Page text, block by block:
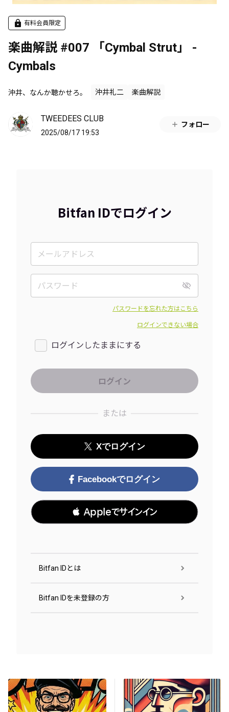
有料会員限定
楽曲解説 #007 「Cymbal Strut」 -
Cymbals
沖井、なんか聴かせろ。 沖井礼二 楽曲解説
TWEEDEES CLUB
2025/08/17 19:53
フォロー
Bitfan IDでログイン
パスワードを忘れた方はこちら
ログインできない場合
ログインしたままにする
または
Xでログイン
Facebookでログイン
 Appleでサインイン
Bitfan IDとは
Bitfan IDを未登録の方